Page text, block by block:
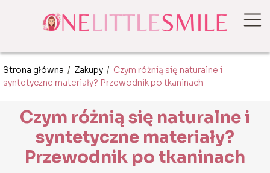
Strona główna / Zakupy / Czym różnią się naturalne i
syntetyczne materiały? Przewodnik po tkaninach
Czym różnią się naturalne i
syntetyczne materiały?
Przewodnik po tkaninach